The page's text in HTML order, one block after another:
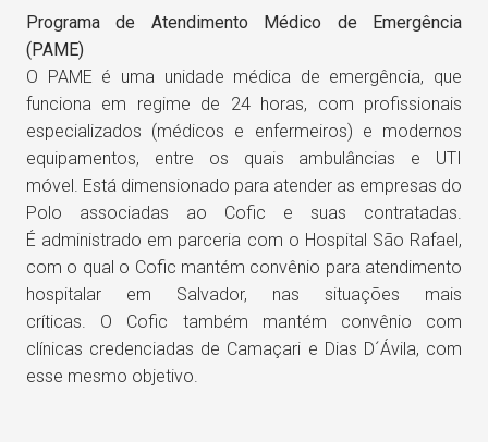
Programa de Atendimento Médico de Emergência
(PAME)
O PAME é uma unidade médica de emergência, que
funciona em regime de 24 horas, com profissionais
especializados (médicos e enfermeiros) e modernos
equipamentos, entre os quais ambulâncias e UTI
móvel. Está dimensionado para atender as empresas do
Polo associadas ao Cofic e suas contratadas.
É administrado em parceria com o Hospital São Rafael,
com o qual o Cofic mantém convênio para atendimento
hospitalar em Salvador, nas situações mais
críticas. O Cofic também mantém convênio com
clínicas credenciadas de Camaçari e Dias D´Ávila, com
esse mesmo objetivo.